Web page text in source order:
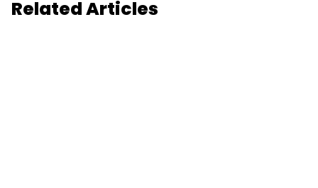
Related Articles